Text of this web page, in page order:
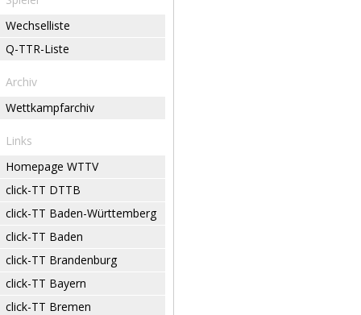
Wechselliste
Q-TTR-Liste
Archiv
Wettkampfarchiv
Links
Homepage WTTV
click-TT DTTB
click-TT Baden-Württemberg
click-TT Baden
click-TT Brandenburg
click-TT Bayern
click-TT Bremen